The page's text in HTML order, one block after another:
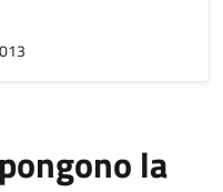
la